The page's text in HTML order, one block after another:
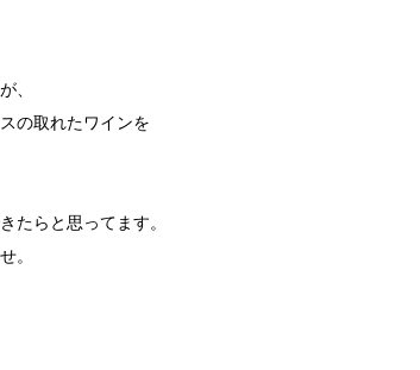
、
の取れたワインを
たらと思ってます。
。